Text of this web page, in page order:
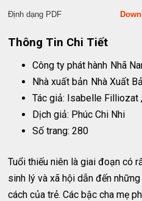
Định dạng PDF
Thông Tin Chi Tiết
Công ty phát hành Nhã
Nhà xuất bản Nhà Xuất
Tác giả: Isabelle Filliozat
Dịch giả: Phúc Chi Nhi
Số trang: 280
Tuổi thiếu niên là giai đoạn có
sinh lý và xã hội dẫn đến
cách của trẻ. Các bậc cha mẹ